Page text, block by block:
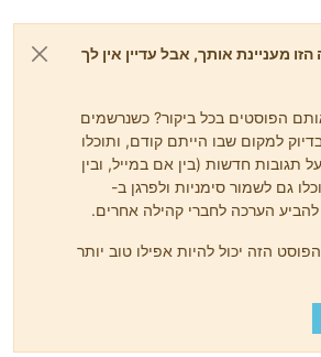
מעניינת אותך, אבל עדיין אין לך
הפוסטים בכל ביקור? כשנרשמים
למקום שבו הייתם קודם, ותוכלו
תגובות חדשות (בין אם במייל, ובין
גם לשמור סימניות ולפרגן ב-
הזה יכול להיות אפילו טוב יותר